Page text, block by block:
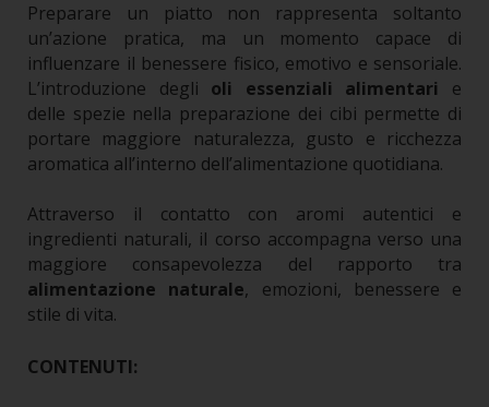
Preparare un piatto non rappresenta soltanto
un’azione pratica, ma un momento capace di
influenzare il benessere fisico, emotivo e sensoriale.
L’introduzione degli oli essenziali alimentari
e
delle spezie nella preparazione dei cibi permette di
portare maggiore naturalezza, gusto e ricchezza
aromatica all’interno dell’alimentazione quotidiana.
Attraverso il contatto con aromi autentici e
ingredienti naturali, il corso accompagna verso una
maggiore consapevolezza del rapporto tra
alimentazione naturale, emozioni, benessere e
stile di vita.
CONTENUTI: